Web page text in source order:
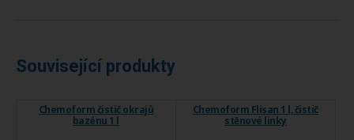
Související produkty
Chemoform čistič okrajů
bazénu 1 l
Chemoform Flisan 1 l, čistič
stěnové linky